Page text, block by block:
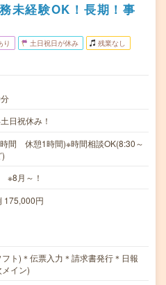
未経験OK！長期！事
り 土日祝日が休み 残業なし
日祝休み！
間 休憩1時間)※時間相談OK(8:30～
※8月～！
円
ト)＊伝票入力＊請求書発行＊日報
イン)